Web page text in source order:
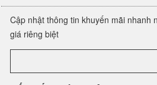
Cập nhật thông tin khuyến mãi nhanh
giá riêng biệt